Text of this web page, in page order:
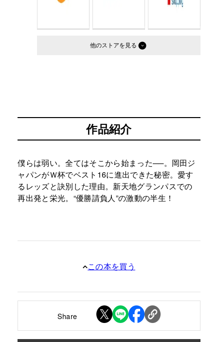
他のストア
作品紹介
僕らは弱い。全てはそこから始まった──。岡田ジ
ャパンがＷ杯でベスト16に進出できた秘密。愛す
るレッズと訣別した理由。新天地グランパスでの
再出発と栄光。“優勝請負人”の激動の半生！
この本を買う
Share